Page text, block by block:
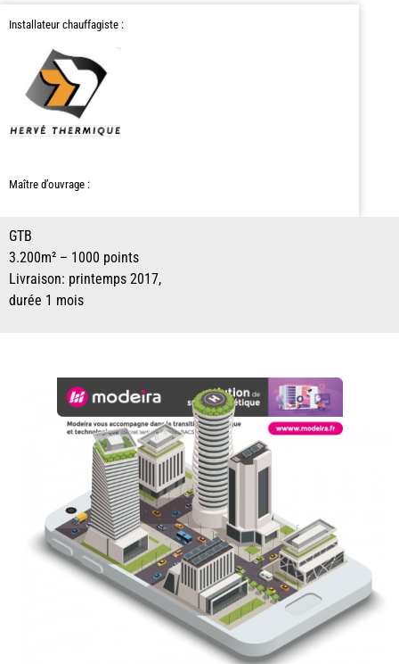
Installateur chauffagiste :
Maître d’ouvrage :
GTB
3.200m² – 1000 points
Livraison: printemps 2017,
durée 1 mois